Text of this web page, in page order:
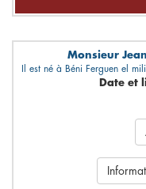
Monsieur
Il est né à Béni Ferguen el
Date et